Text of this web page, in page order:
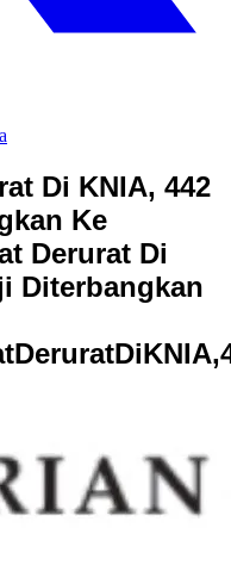
a
Di KNIA, 442
Ke
Derurat Di
Diterbangkan
tDeruratDiKNIA,